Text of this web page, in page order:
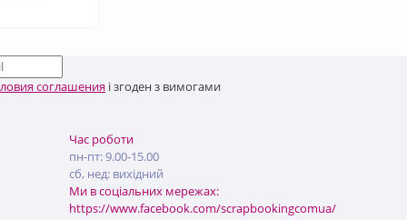
соглашения і згоден з вимогами
Час роботи
пн-пт: 9.00-15.00
сб, нед: вихідний
Ми в соціальних мережах:
https://www.facebook.com/scrapbookingcomua/